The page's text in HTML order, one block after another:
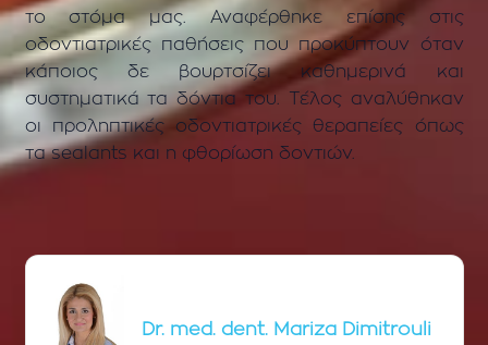
το στόμα μας. Αναφέρθηκε επίσης στις
οδοντιατρικές παθήσεις που προκύπτουν όταν
κάποιος δε βουρτσίζει καθημερινά και
συστηματικά τα δόντια του. Τέλος αναλύθηκαν
οι προληπτικές οδοντιατρικές θεραπείες όπως
τα sealants και η φθορίωση δοντιών.
Dr. med. dent. Mariza Dimitrouli